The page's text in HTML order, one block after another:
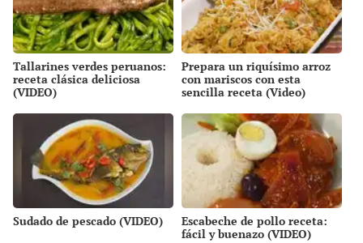
Tallarines verdes peruanos:
receta clásica deliciosa
(VIDEO)
Prepara un riquísimo arroz
con mariscos con esta
sencilla receta (Video)
Sudado de pescado (VIDEO)
Escabeche de pollo receta:
fácil y buenazo (VIDEO)